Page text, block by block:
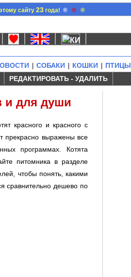
сайту23 года! ® ® ®
СОБАКИ КОШКИ ПТИЦЫ
РЕДАКТИРОВАТЬ - УДАЛИТЬ
и для души
красного и красного с
прекрасно выражены все
программах. Котята
питомника в разделе
чтобы понять, какими
сравнительно дешево по